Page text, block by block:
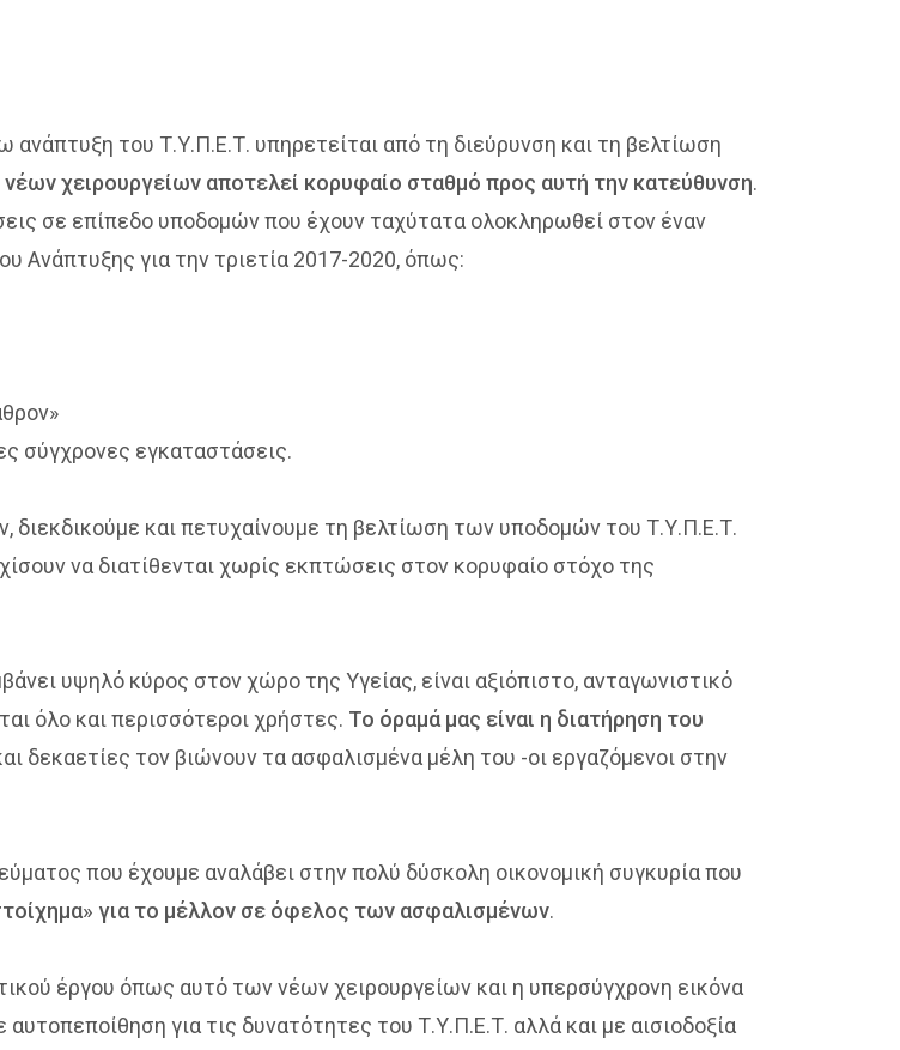
ανάπτυξη του Τ.Υ.Π.Ε.Τ. υπηρετείται από τη διεύρυνση και τη βελτίωση
χειρουργείων αποτελεί κορυφαίο σταθμό προς αυτή την κατεύθυνση.
σε επίπεδο υποδομών που έχουν ταχύτατα ολοκληρωθεί στον έναν
Ανάπτυξης για την τριετία 2017-2020, όπως:
σύγχρονες εγκαταστάσεις.
και πετυχαίνουμε τη βελτίωση των υποδομών του Τ.Υ.Π.Ε.Τ.
να διατίθενται χωρίς εκπτώσεις στον κορυφαίο στόχο της
υψηλό κύρος στον χώρο της Υγείας, είναι αξιόπιστο, ανταγωνιστικό
όλο και περισσότεροι χρήστες. Το όραμά μας είναι η διατήρηση του
δεκαετίες τον βιώνουν τα ασφαλισμένα μέλη του -οι εργαζόμενοι στην
που έχουμε αναλάβει στην πολύ δύσκολη οικονομική συγκυρία που
για το μέλλον σε όφελος των ασφαλισμένων.
έργου όπως αυτό των νέων χειρουργείων και η υπερσύγχρονη εικόνα
για τις δυνατότητες του Τ.Υ.Π.Ε.Τ. αλλά και με αισιοδοξία